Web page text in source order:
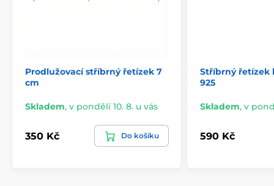
Prodlužovací stříbrný řetízek 7
cm
Skladem, v pondělí 10. 8. u vás
350 Kč Do košíku
Stříbrný řetízek
925
Skladem, v
590 Kč